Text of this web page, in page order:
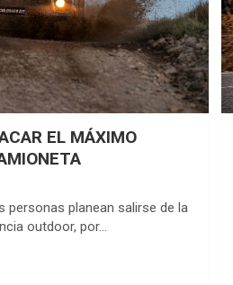
EL MÁXIMO
personas planean salirse de la
outdoor, por…